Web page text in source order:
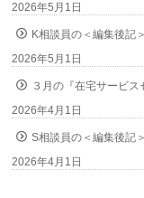
2026年5月1日
K相談員の＜編集後記
2026年5月1日
３月の『在宅サービス
2026年4月1日
S相談員の＜編集後記
2026年4月1日